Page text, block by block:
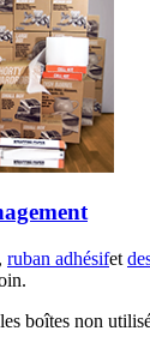
, ruban adhésifet
boîtes non